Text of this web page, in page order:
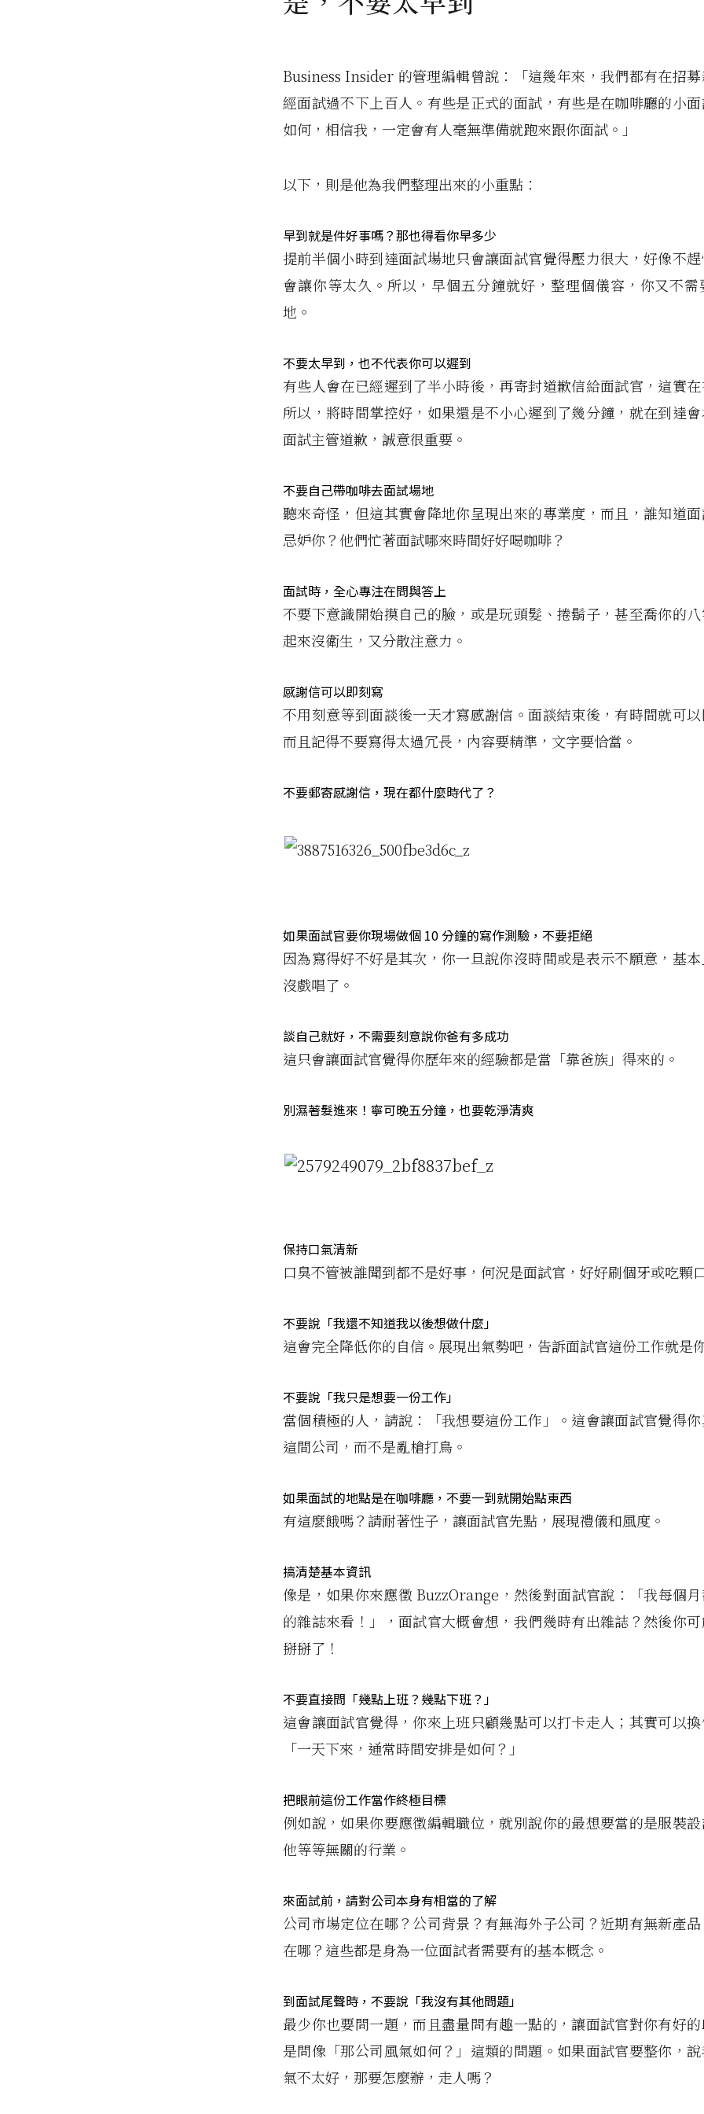
Business Insider 的管理編輯曾說：「這幾年來，我們都有在招
經面試過不下上百人。有些是正式的面試，有些是在咖啡廳的小
如何，相信我，一定會有人毫無準備就跑來跟你面試。」
以下，則是他為我們整理出來的小重點：
早到就是件好事嗎？那也得看你早多少
提前半個小時到達面試場地只會讓面試官覺得壓力很大，好像不
會讓你等太久。所以，早個五分鐘就好，整理個儀容，你又不
地。
不要太早到，也不代表你可以遲到
有些人會在已經遲到了半小時後，再寄封道歉信給面試官，這實在
所以，將時間掌控好，如果還是不小心遲到了幾分鐘，就在到達
面試主管道歉，誠意很重要。
不要自己帶咖啡去面試場地
聽來奇怪，但這其實會降地你呈現出來的專業度，而且，誰知道
忌妒你？他們忙著面試哪來時間好好喝咖啡？
面試時，全心專注在問與答上
不要下意識開始摸自己的臉，或是玩頭髮、捲鬍子，甚至喬你的
起來沒衛生，又分散注意力。
感謝信可以即刻寫
不用刻意等到面談後一天才寫感謝信。面談結束後，有時間就可以
而且記得不要寫得太過冗長，內容要精準，文字要恰當。
不要郵寄感謝信，現在都什麼時代了？
如果面試官要你現場做個 10 分鐘的寫作測驗，不要拒絕
因為寫得好不好是其次，你一旦說你沒時間或是表示不願意，基
沒戲唱了。
談自己就好，不需要刻意說你爸有多成功
這只會讓面試官覺得你歷年來的經驗都是當「靠爸族」得來的。
別濕著髮進來！寧可晚五分鐘，也要乾淨清爽
保持口氣清新
口臭不管被誰聞到都不是好事，何況是面試官，好好刷個牙或吃顆
不要說「我還不知道我以後想做什麼」
這會完全降低你的自信。展現出氣勢吧，告訴面試官這份工作就是
不要說「我只是想要一份工作」
當個積極的人，請說：「我想要這份工作」。這會讓面試官覺得
這間公司，而不是亂槍打鳥。
如果面試的地點是在咖啡廳，不要一到就開始點東西
有這麼餓嗎？請耐著性子，讓面試官先點，展現禮儀和風度。
搞清楚基本資訊
像是，如果你來應徵 BuzzOrange，然後對面試官說：「我每個
的雜誌來看！」，面試官大概會想，我們幾時有出雜誌？然後你
掰掰了！
不要直接問「幾點上班？幾點下班？」
這會讓面試官覺得，你來上班只顧幾點可以打卡走人；其實可以換
「一天下來，通常時間安排是如何？」
把眼前這份工作當作終極目標
例如說，如果你要應徵編輯職位，就別說你的最想要當的是服裝
他等等無關的行業。
來面試前，請對公司本身有相當的了解
公司市場定位在哪？公司背景？有無海外子公司？近期有無新產
在哪？這些都是身為一位面試者需要有的基本概念。
到面試尾聲時，不要說「我沒有其他問題」
最少你也要問一題，而且盡量問有趣一點的，讓面試官對你有好
是問像「那公司風氣如何？」這類的問題。如果面試官要整你，
氣不太好，那要怎麼辦，走人嗎？